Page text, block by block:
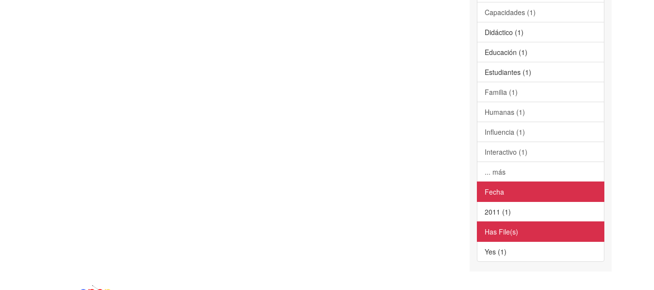
Capacidades (1)
Didáctico (1)
Educación (1)
Estudiantes (1)
Familia (1)
Humanas (1)
Influencia (1)
Interactivo (1)
... más
Fecha
2011 (1)
Has File(s)
Yes (1)